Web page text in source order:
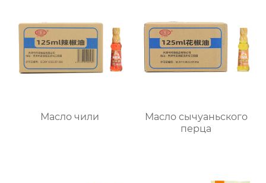
Масло чили
Масло сычуаньского
перца